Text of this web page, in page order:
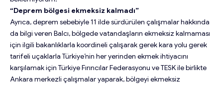
“Deprem bölgesi ekmeksiz kalmadı”
Ayrıca, deprem sebebiyle 11 ilde sürdürülen çalışmalar hakkında
da bilgi veren Balcı, bölgede vatandaşların ekmeksiz kalmaması
için ilgili bakanlıklarla koordineli çalışarak gerek kara yolu gerek
tarifeli uçaklarla Türkiye’nin her yerinden ekmek ihtiyacını
karşılamak için Türkiye Fırıncılar Federasyonu ve TESK ile birlikte
Ankara merkezli çalışmalar yaparak, bölgeyi ekmeksiz